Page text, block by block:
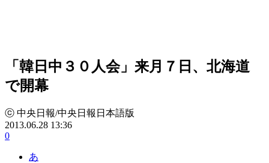
「韓日中３０人会」来月７日、北海道
で開幕
ⓒ 中央日報/中央日報日本語版
2013.06.28 13:36
0
あ